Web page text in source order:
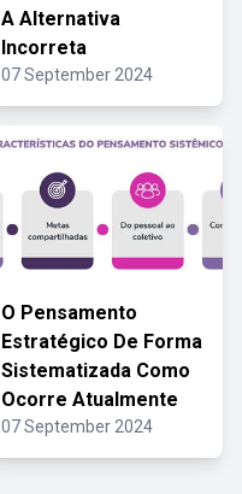
A Alternativa
Incorreta
07 September 2024
O Pensamento
Estratégico De Forma
Sistematizada Como
Ocorre Atualmente
07 September 2024